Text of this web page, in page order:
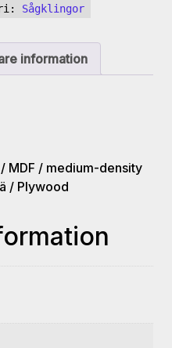
Sågklingor
information
MDF / medium-density
/ Plywood